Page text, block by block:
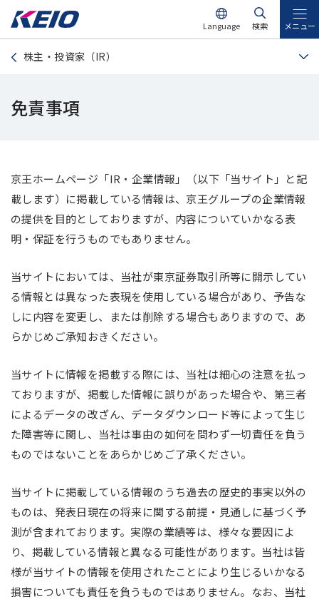
Language 検索 メニュー
株主・投資家（IR）
免責事項
京王ホームページ「IR・企業情報」（以下「当サイト」と記
載します）に掲載している情報は、京王グループの企業情報
の提供を目的としておりますが、内容についていかなる表
明・保証を行うものでもありません。
当サイトにおいては、当社が東京証券取引所等に開示してい
る情報とは異なった表現を使用している場合があり、予告な
しに内容を変更し、または削除する場合もありますので、あ
らかじめご承知おきください。
当サイトに情報を掲載する際には、当社は細心の注意を払っ
ておりますが、掲載した情報に誤りがあった場合や、第三者
によるデータの改ざん、データダウンロード等によって生じ
た障害等に関し、当社は事由の如何を問わず一切責任を負う
ものではないことをあらかじめご了承ください。
当サイトに掲載している情報のうち過去の歴史的事実以外の
ものは、発表日現在の将来に関する前提・見通しに基づく予
測が含まれております。実際の業績等は、様々な要因によ
り、掲載している情報と異なる可能性があります。当社は皆
様が当サイトの情報を使用されたことにより生じるいかなる
損害についても責任を負うものではありません。なお、当社